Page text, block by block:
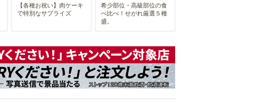
【各種お祝い】肉ケーキ
で特別なサプライズ
希少部位・高級部位の食
べ比べ！せがれ厳選５種
盛。